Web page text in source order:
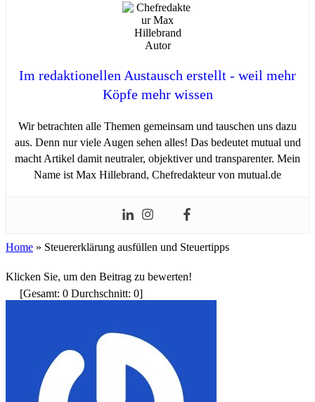
Im redaktionellen Austausch erstellt - weil mehr
Köpfe mehr wissen
Wir betrachten alle Themen gemeinsam und tauschen uns dazu
aus. Denn nur viele Augen sehen alles! Das bedeutet mutual und
macht Artikel damit neutraler, objektiver und transparenter. Mein
Name ist Max Hillebrand, Chefredakteur von mutual.de
Home » Steuererklärung ausfüllen und Steuertipps
Klicken Sie, um den Beitrag zu bewerten!
[Gesamt: 0 Durchschnitt: 0]